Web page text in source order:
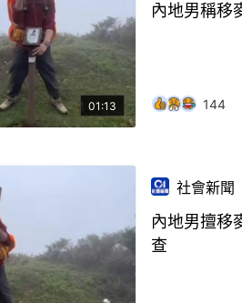
01:13
內地男稱移
144
社會新聞
內地男擅
查